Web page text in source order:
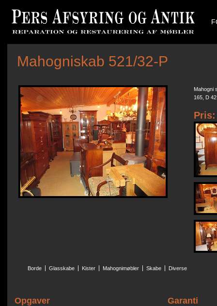
Mahogniskab 521/32-P
Mahogni
165, D
Pris:
Borde Glasskabe Kister Mahognimøbler Skabe Diverse
Opgaver Garanti